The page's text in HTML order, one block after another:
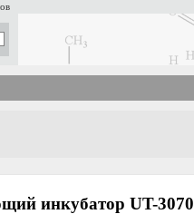
инкубатор UT-3070